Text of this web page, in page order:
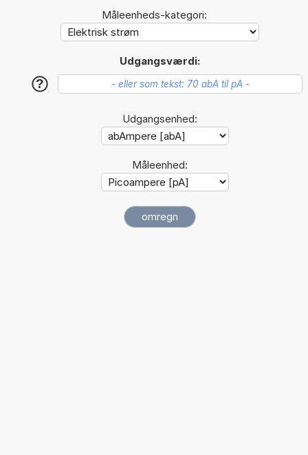
Måleenheds-kategori:
Udgangsværdi:
?
Udgangsenhed:
Måleenhed: